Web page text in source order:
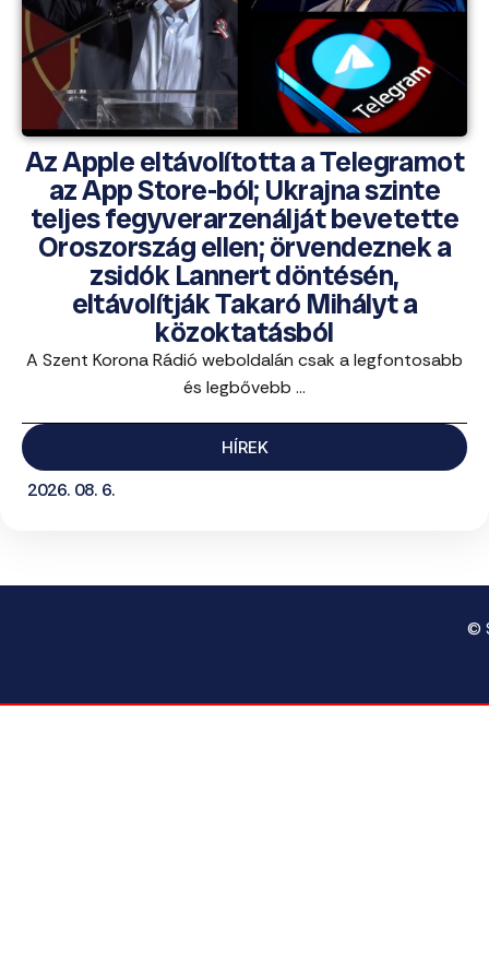
Az Apple eltávolította a Telegramot
az App Store-ból; Ukrajna szinte
teljes fegyverarzenálját bevetette
Oroszország ellen; örvendeznek a
zsidók Lannert döntésén,
eltávolítják Takaró Mihályt a
közoktatásból
A Szent Korona Rádió weboldalán csak a legfontosabb
és legbővebb ...
HÍREK
2026. 08. 6.
©